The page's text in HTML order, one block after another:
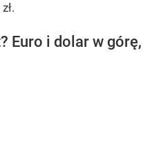
Euro i dolar w górę,